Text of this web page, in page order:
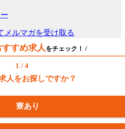
すすめ求人をチェック！ /
1 / 4
人をお探しですか？
寮あり